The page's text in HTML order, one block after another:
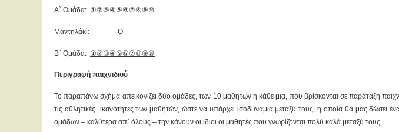
Α` Ομάδα: ①②③④⑤⑥⑦⑧⑨⑩
Μαντηλάκι: O
Β` Ομάδα: ①②③④⑤⑥⑦⑧⑨⑩
Περιγραφή παιχνιδιού
Το παραπάνω σχήμα απεικονίζει δύο ομάδες, των 10 μαθητών η κάθε μια, που βρίσκονται σε παράταξη
τις αθλητικές ικανότητες των μαθητών, ώστε να υπάρχει ισοδυναμία μεταξύ τους, η οποία θα μας δώσει
ομάδων – καλύτερα απ` όλους – την κάνουν οι ίδιοι οι μαθητές που γνωρίζονται πολύ καλά μεταξύ τους.